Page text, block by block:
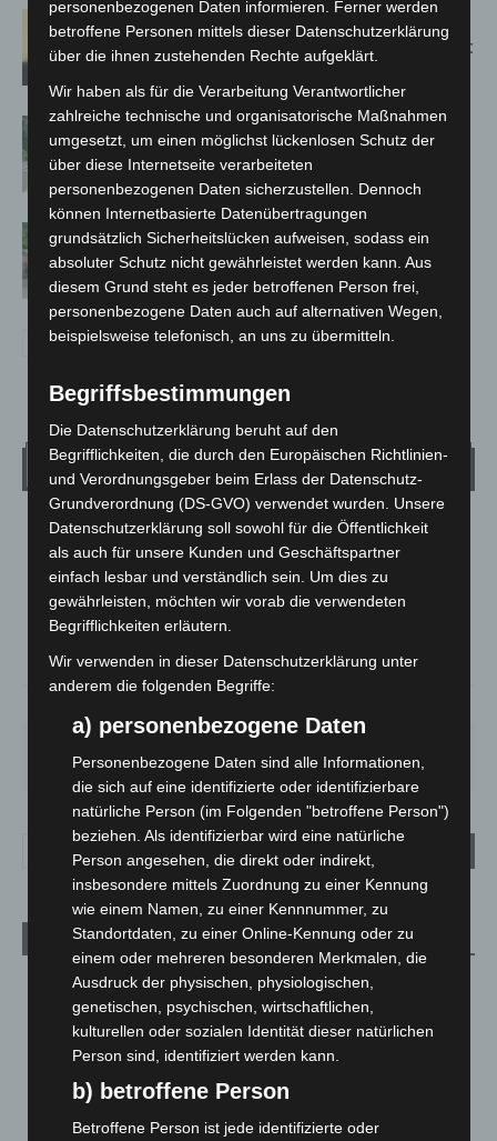
Hannover: Erste Tigermücken-
Population in Niedersachsen entdeckt
Brand im „Haus der Begegnung“ in
Neuwarmbüchen schnell eingedämmt
Region Hannover: 21 neue
Notfallsanitäter starten beim Roten
Kreuz
Wetter
LANGENHAGEN
Klarer Himmel
24.3°C °
27° 34° 26 ° 23° 26
Aktuelle Beiträge
Kunst trifft Weingenuss: Barbara-Susann Mehring zeigt ihre
Werke im Jacques’ Wein-Depot Isernhagen
8. August 2026
und Bothfeld
8. August 2026
personenbezogenen Daten informieren. Ferner werden
betroffene Personen mittels dieser Datenschutzerklärung
über die ihnen zustehenden Rechte aufgeklärt.
Wir haben als für die Verarbeitung Verantwortlicher
zahlreiche technische und organisatorische Maßnahmen
umgesetzt, um einen möglichst lückenlosen Schutz der
über diese Internetseite verarbeiteten
personenbezogenen Daten sicherzustellen. Dennoch
können Internetbasierte Datenübertragungen
grundsätzlich Sicherheitslücken aufweisen, sodass ein
absoluter Schutz nicht gewährleistet werden kann. Aus
diesem Grund steht es jeder betroffenen Person frei,
personenbezogene Daten auch auf alternativen Wegen,
beispielsweise telefonisch, an uns zu übermitteln.
Begriffsbestimmungen
Die Datenschutzerklärung beruht auf den
Begrifflichkeiten, die durch den Europäischen Richtlinien-
und Verordnungsgeber beim Erlass der Datenschutz-
Grundverordnung (DS-GVO) verwendet wurden. Unsere
Datenschutzerklärung soll sowohl für die Öffentlichkeit
als auch für unsere Kunden und Geschäftspartner
einfach lesbar und verständlich sein. Um dies zu
gewährleisten, möchten wir vorab die verwendeten
Begrifflichkeiten erläutern.
Wir verwenden in dieser Datenschutzerklärung unter
anderem die folgenden Begriffe:
a) personenbezogene Daten
Personenbezogene Daten sind alle Informationen,
die sich auf eine identifizierte oder identifizierbare
natürliche Person (im Folgenden "betroffene Person")
beziehen. Als identifizierbar wird eine natürliche
Person angesehen, die direkt oder indirekt,
insbesondere mittels Zuordnung zu einer Kennung
wie einem Namen, zu einer Kennnummer, zu
Standortdaten, zu einer Online-Kennung oder zu
einem oder mehreren besonderen Merkmalen, die
Ausdruck der physischen, physiologischen,
genetischen, psychischen, wirtschaftlichen,
kulturellen oder sozialen Identität dieser natürlichen
Person sind, identifiziert werden kann.
b) betroffene Person
Betroffene Person ist jede identifizierte oder